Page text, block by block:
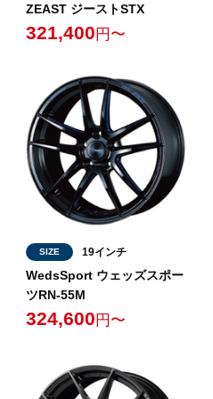
ZEAST ジーストSTX
321,400 円〜
SIZE 19インチ
WedsSport ウェッズスポー
ツRN-55M
324,600 円〜